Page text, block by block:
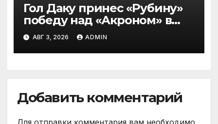
Гол Даку принес «Рубину»
победу над «Акроном» в
матче РПЛ
АВГ 3, 2026 ADMIN
Добавить комментарий